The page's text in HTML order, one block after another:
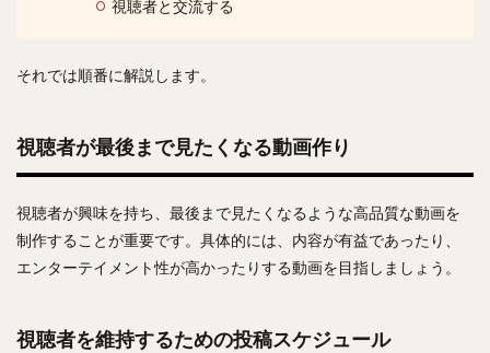
視聴者と交流する
それでは順番に解説します。
視聴者が最後まで見たくなる動画作り
視聴者が興味を持ち、最後まで見たくなるような高品質な動画を
制作することが重要です。具体的には、内容が有益であったり、
エンターテイメント性が高かったりする動画を目指しましょう。
視聴者を維持するための投稿スケジュール